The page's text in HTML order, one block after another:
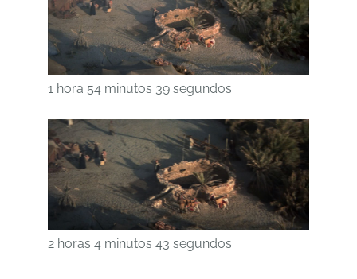
1 hora 54 minutos 39 segundos.
2 horas 4 minutos 43 segundos.